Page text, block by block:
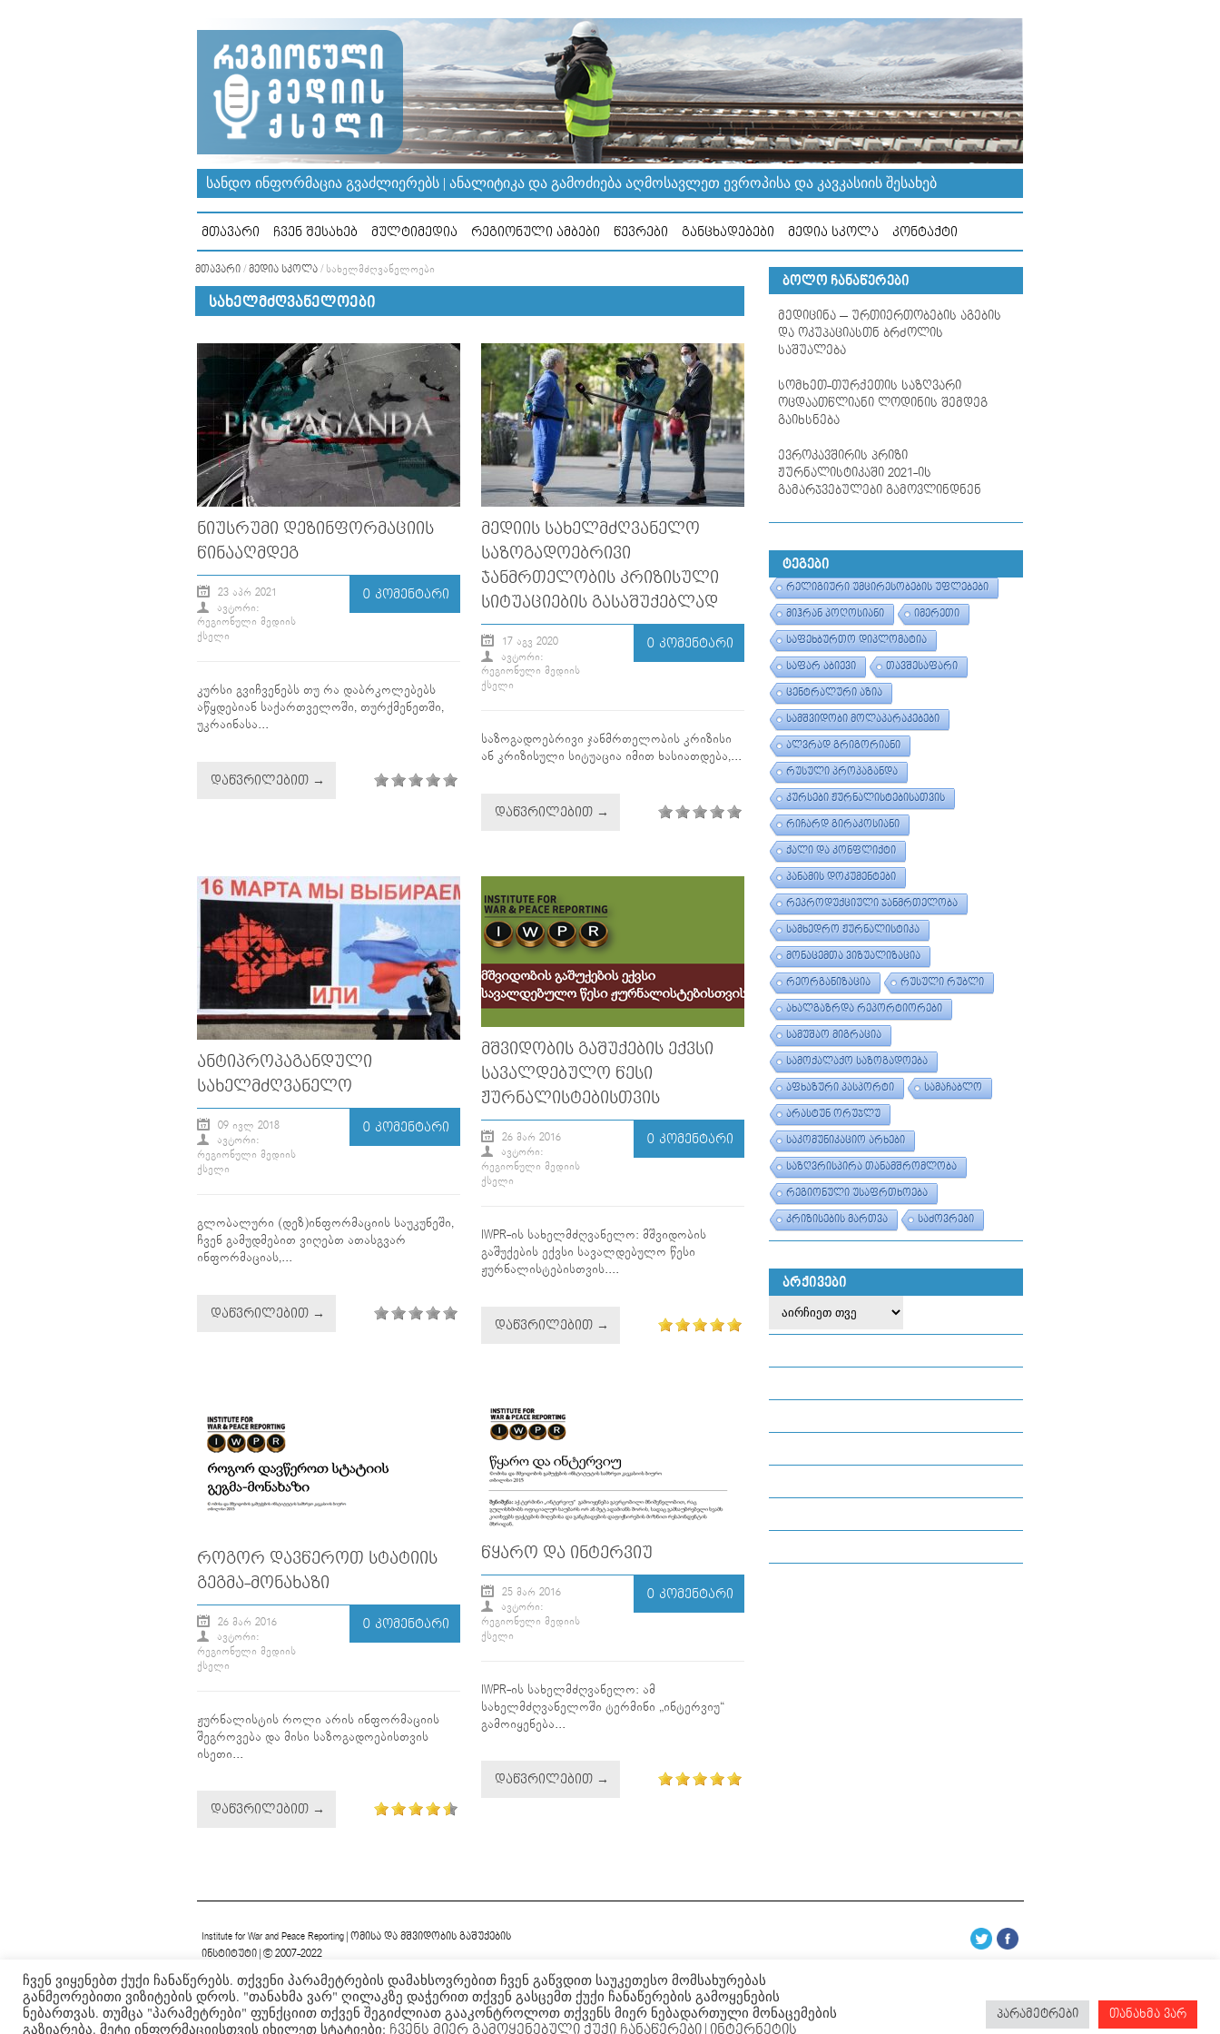
ᲡᲐᲜᲓᲝ ᲘᲜᲤᲝᲠᲛᲐᲪᲘᲐ ᲒᲕᲐᲫᲚᲘᲔᲠᲔᲑᲡ | ᲐᲜᲐᲚᲘᲢᲘᲙᲐ ᲓᲐ ᲒᲐᲛᲝᲫᲘᲔᲑᲐ ᲐᲦᲛᲝᲡᲐᲕᲚᲔᲗ ᲔᲕᲠᲝᲞᲘᲡᲐ ᲓᲐ ᲙᲐᲕᲙᲐᲡᲘᲘᲡ ᲨᲔᲡᲐᲮᲔᲑ
ᲛᲗᲐᲕᲐᲠᲘ ᲩᲕᲔᲜ ᲨᲔᲡᲐᲮᲔᲑ ᲛᲣᲚᲢᲘᲛᲔᲓᲘᲐ ᲠᲔᲒᲘᲝᲜᲣᲚᲘ ᲐᲛᲑᲔᲑᲘ ᲬᲔᲕᲠᲔᲑᲘ ᲒᲐᲜᲪᲮᲐᲓᲔᲑᲔᲑᲘ ᲛᲔᲓᲘᲐ ᲡᲙᲝᲚᲐ ᲙᲝᲜᲢᲐᲥᲢᲘ
ᲛᲗᲐᲕᲐᲠᲘ / ᲛᲔᲓᲘᲐ ᲡᲙᲝᲚᲐ / ᲡᲐᲮᲔᲚᲛᲫᲦᲕᲐᲜᲔᲚᲝᲔᲑᲘ
ᲡᲐᲮᲔᲚᲛᲫᲦᲕᲐᲜᲔᲚᲝᲔᲑᲘ
ᲜᲘᲣᲡᲠᲣᲛᲘ ᲓᲔᲖᲘᲜᲤᲝᲠᲛᲐᲪᲘᲘᲡ
ᲬᲘᲜᲐᲐᲦᲛᲓᲔᲒ
23 ᲐᲞᲠ 2021
ᲐᲕᲢᲝᲠᲘ:
ᲠᲔᲒᲘᲝᲜᲣᲚᲘ ᲛᲔᲓᲘᲘᲡ
ᲥᲡᲔᲚᲘ
0 ᲙᲝᲛᲔᲜᲢᲐᲠᲘ
კურსი გვიჩვენებს თუ რა დაბრკოლებებს
აწყდებიან საქართველოში, თურქმენეთში,
უკრაინასა...
ᲓᲐᲬᲕᲠᲘᲚᲔᲑᲘᲗ →
ᲛᲔᲓᲘᲘᲡ ᲡᲐᲮᲔᲚᲛᲫᲦᲕᲐᲜᲔᲚᲝ
ᲡᲐᲖᲝᲒᲐᲓᲝᲔᲑᲠᲘᲕᲘ
ᲯᲐᲜᲛᲠᲗᲔᲚᲝᲑᲘᲡ ᲙᲠᲘᲖᲘᲡᲣᲚᲘ
ᲡᲘᲢᲣᲐᲪᲘᲔᲑᲘᲡ ᲒᲐᲡᲐᲨᲣᲥᲔᲑᲚᲐᲓ
17 ᲐᲒᲕ 2020
ᲐᲕᲢᲝᲠᲘ:
ᲠᲔᲒᲘᲝᲜᲣᲚᲘ ᲛᲔᲓᲘᲘᲡ
ᲥᲡᲔᲚᲘ
0 ᲙᲝᲛᲔᲜᲢᲐᲠᲘ
საზოგადოებრივი ჯანმრთელობის კრიზისი
ან კრიზისული სიტუაცია იმით ხასიათდება,...
ᲓᲐᲬᲕᲠᲘᲚᲔᲑᲘᲗ →
ᲐᲜᲢᲘᲞᲠᲝᲞᲐᲒᲐᲜᲓᲣᲚᲘ
ᲡᲐᲮᲔᲚᲛᲫᲦᲕᲐᲜᲔᲚᲝ
09 ᲘᲕᲚ 2018
ᲐᲕᲢᲝᲠᲘ:
ᲠᲔᲒᲘᲝᲜᲣᲚᲘ ᲛᲔᲓᲘᲘᲡ
ᲥᲡᲔᲚᲘ
0 ᲙᲝᲛᲔᲜᲢᲐᲠᲘ
გლობალური (დეზ)ინფორმაციის საუკუნეში,
ჩვენ გამუდმებით ვიღებთ ათასგვარ
ინფორმაციას,...
ᲓᲐᲬᲕᲠᲘᲚᲔᲑᲘᲗ →
ᲛᲨᲕᲘᲓᲝᲑᲘᲡ ᲒᲐᲨᲣᲥᲔᲑᲘᲡ ᲔᲥᲕᲡᲘ
ᲡᲐᲕᲐᲚᲓᲔᲑᲣᲚᲝ ᲬᲔᲡᲘ
ᲟᲣᲠᲜᲐᲚᲘᲡᲢᲔᲑᲘᲡᲗᲕᲘᲡ
26 ᲛᲐᲠ 2016
ᲐᲕᲢᲝᲠᲘ:
ᲠᲔᲒᲘᲝᲜᲣᲚᲘ ᲛᲔᲓᲘᲘᲡ
ᲥᲡᲔᲚᲘ
0 ᲙᲝᲛᲔᲜᲢᲐᲠᲘ
IWPR-ის სახელმძღვანელო: მშვიდობის
გაშუქების ექვსი სავალდებულო წესი
ჟურნალისტებისთვის....
ᲓᲐᲬᲕᲠᲘᲚᲔᲑᲘᲗ →
ᲠᲝᲒᲝᲠ ᲓᲐᲕᲬᲔᲠᲝᲗ ᲡᲢᲐᲢᲘᲘᲡ
ᲒᲔᲒᲛᲐ-ᲛᲝᲜᲐᲮᲐᲖᲘ
26 ᲛᲐᲠ 2016
ᲐᲕᲢᲝᲠᲘ:
ᲠᲔᲒᲘᲝᲜᲣᲚᲘ ᲛᲔᲓᲘᲘᲡ
ᲥᲡᲔᲚᲘ
0 ᲙᲝᲛᲔᲜᲢᲐᲠᲘ
ჟურნალისტის როლი არის ინფორმაციის
შეგროვება და მისი საზოგადოებისთვის
ისეთი...
ᲓᲐᲬᲕᲠᲘᲚᲔᲑᲘᲗ →
ᲬᲧᲐᲠᲝ ᲓᲐ ᲘᲜᲢᲔᲠᲕᲘᲣ
25 ᲛᲐᲠ 2016
ᲐᲕᲢᲝᲠᲘ:
ᲠᲔᲒᲘᲝᲜᲣᲚᲘ ᲛᲔᲓᲘᲘᲡ
ᲥᲡᲔᲚᲘ
0 ᲙᲝᲛᲔᲜᲢᲐᲠᲘ
IWPR-ის სახელმძღვანელო: ამ
სახელმძღვანელოში ტერმინი „ინტერვიუ“
გამოიყენება...
ᲓᲐᲬᲕᲠᲘᲚᲔᲑᲘᲗ →
ᲑᲝᲚᲝ ᲩᲐᲜᲐᲬᲔᲠᲔᲑᲘ
მედიცინა – ურთიერთობების აგების
და ოკუპაციასთნ ბრძოლის
საშუალება
სომხეთ-თურქეთის საზღვარი
ოცდაათწლიანი ლოდინის შემდეგ
გაიხსნება
ევროკავშირის პრიზი
ჟურნალისტიკაში 2021-ის
გამარჯვებულები გამოვლინდნენ
ᲢᲔᲒᲔᲑᲘ
ᲠᲔᲚᲘᲒᲘᲣᲠᲘ ᲣᲛᲪᲘᲠᲔᲡᲝᲑᲔᲑᲘᲡ ᲣᲤᲚᲔᲑᲔᲑᲘ
ᲛᲘᲰᲠᲐᲜ ᲞᲝᲦᲝᲡᲘᲐᲜᲘ ᲘᲛᲔᲠᲔᲗᲘ
ᲡᲐᲤᲔᲮᲑᲣᲠᲗᲝ ᲓᲘᲞᲚᲝᲛᲐᲢᲘᲐ
ᲡᲐᲤᲐᲠ ᲐᲑᲘᲔᲕᲘ ᲗᲐᲕᲨᲔᲡᲐᲤᲐᲠᲘ
ᲪᲔᲜᲢᲠᲐᲚᲣᲠᲘ ᲐᲖᲘᲐ
ᲡᲐᲛᲨᲕᲘᲓᲝᲑᲘ ᲛᲝᲚᲐᲞᲐᲠᲐᲙᲔᲑᲔᲑᲘ
ᲐᲚᲕᲠᲐᲓ ᲒᲠᲘᲒᲝᲠᲘᲐᲜᲘ
ᲠᲣᲡᲣᲚᲘ ᲞᲠᲝᲞᲐᲒᲐᲜᲓᲐ
ᲙᲣᲠᲡᲔᲑᲘ ᲟᲣᲠᲜᲐᲚᲘᲡᲢᲔᲑᲘᲡᲐᲗᲕᲘᲡ
ᲠᲘᲩᲐᲠᲓ ᲒᲘᲠᲐᲙᲝᲡᲘᲐᲜᲘ
ᲥᲐᲚᲘ ᲓᲐ ᲙᲝᲜᲤᲚᲘᲥᲢᲘ
ᲞᲐᲜᲐᲛᲘᲡ ᲓᲝᲙᲣᲛᲔᲜᲢᲔᲑᲘ
ᲠᲔᲞᲠᲝᲓᲣᲥᲪᲘᲣᲚᲘ ᲯᲐᲜᲛᲠᲗᲔᲚᲝᲑᲐ
ᲡᲐᲛᲮᲔᲓᲠᲝ ᲟᲣᲠᲜᲐᲚᲘᲡᲢᲘᲙᲐ
ᲛᲝᲜᲐᲪᲔᲛᲗᲐ ᲕᲘᲖᲣᲐᲚᲘᲖᲐᲪᲘᲐ
ᲠᲔᲝᲠᲒᲐᲜᲘᲖᲐᲪᲘᲐ ᲠᲣᲡᲣᲚᲘ ᲠᲣᲑᲚᲘ
ᲐᲮᲐᲚᲒᲐᲖᲠᲓᲐ ᲠᲔᲞᲝᲠᲢᲘᲝᲠᲔᲑᲘ
ᲡᲐᲛᲣᲨᲐᲝ ᲛᲘᲒᲠᲐᲪᲘᲐ
ᲡᲐᲛᲝᲥᲐᲚᲐᲥᲝ ᲡᲐᲖᲝᲒᲐᲓᲝᲔᲑᲐ
ᲐᲤᲮᲐᲖᲣᲠᲘ ᲞᲐᲡᲞᲝᲠᲢᲘ ᲡᲐᲛᲐᲩᲐᲑᲚᲝ
ᲐᲠᲐᲡᲢᲣᲜ ᲝᲠᲣᲯᲚᲣ
ᲡᲐᲙᲝᲛᲣᲜᲘᲙᲐᲪᲘᲝ ᲐᲠᲮᲔᲑᲘ
ᲡᲐᲖᲦᲕᲠᲘᲡᲞᲘᲠᲐ ᲗᲐᲜᲐᲛᲨᲠᲝᲛᲚᲝᲑᲐ
ᲠᲔᲒᲘᲝᲜᲣᲚᲘ ᲣᲡᲐᲤᲠᲗᲮᲝᲔᲑᲐ
ᲙᲠᲘᲖᲘᲡᲔᲑᲘᲡ ᲛᲐᲠᲗᲕᲐ ᲡᲐᲫᲝᲕᲠᲔᲑᲘ
ᲐᲠᲥᲘᲕᲔᲑᲘ
Institute for War and Peace Reporting ომისა და მშვიდობის გაშუქების
ინსტიტუტი | © 2007-2022
ვებგვერდის ფორმა და შინაარსი დაცულიაCreative Commons-ის
ჩვენ ვიყენებთ ქუქი ჩანაწერებს. თქვენი პარამეტრების დამახსოვრებით ჩვენ გაწვდით საუკეთესო მომსახურებას
განმეორებითი ვიზიტების დროს. "თანახმა ვარ" ღილაკზე დაჭერით თქვენ გასცემთ ქუქი ჩანაწერების გამოყენების
ნებართვას. თუმცა "პარამეტრები" ფუნქციით თქვენ შეგიძლიათ გააკონტროლოთ თქვენს მიერ ნებადართული მონაცემების
გაზიარება. მეტი ინფორმაციისთვის იხილეთ სტატიები: ჩვენს მიერ გამოყენებული ქუქი ჩანაწერები | ინტერნეტის
პარამეტრები თანახმა ვარ